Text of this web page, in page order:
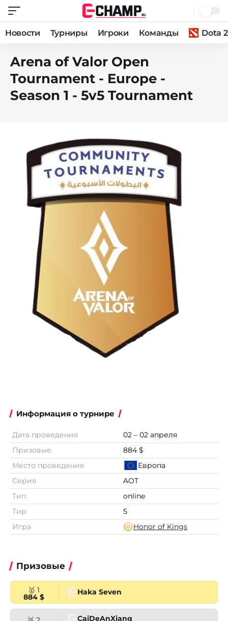
Новости Турниры Игроки Команды Dota 2
Arena of Valor Open
Tournament - Europe -
Season 1 - 5v5 Tournament
Информация о турнире
Дата проведения
02 – 02 апреля
Призовые
884 $
Место проведения
Европа
Серия
AOT
Тип
online
Тир
5
Игра
Honor of Kings
Призовые
🥇 1
884 $
Haka Seven
CaiDeAnXiang